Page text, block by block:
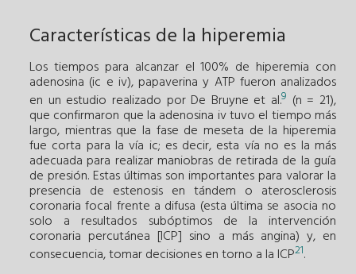
Características de la hiperemia
Los tiempos para alcanzar el 100% de hiperemia con
adenosina (ic e iv), papaverina y ATP fueron analizados
en un estudio realizado por De Bruyne et al.9 (n = 21),
que confirmaron que la adenosina iv tuvo el tiempo más
largo, mientras que la fase de meseta de la hiperemia
fue corta para la vía ic; es decir, esta vía no es la más
adecuada para realizar maniobras de retirada de la guía
de presión. Estas últimas son importantes para valorar la
presencia de estenosis en tándem o aterosclerosis
coronaria focal frente a difusa (esta última se asocia no
solo a resultados subóptimos de la intervención
coronaria percutánea [ICP] sino a más angina) y, en
consecuencia, tomar decisiones en torno a la ICP21.